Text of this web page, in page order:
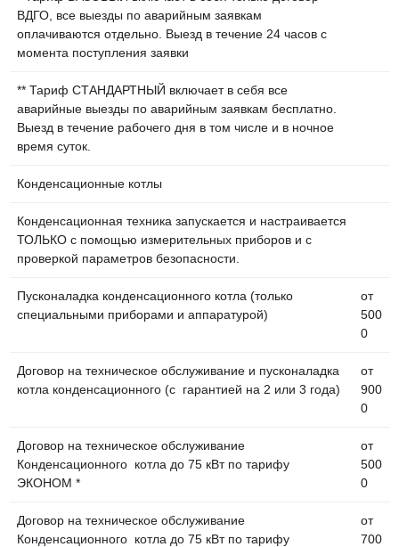
ВДГО, все выезды по аварийным заявкам
оплачиваются отдельно. Выезд в течение 24 часов с
момента поступления заявки
** Тариф СТАНДАРТНЫЙ включает в себя все
аварийные выезды по аварийным заявкам бесплатно.
Выезд в течение рабочего дня в том числе и в ночное
время суток.
Конденсационные котлы
Конденсационная техника запускается и настраивается
ТОЛЬКО с помощью измерительных приборов и с
проверкой параметров безопасности.
Пусконаладка конденсационного котла (только
специальными приборами и аппаратурой)
от
500
0
Договор на техническое обслуживание и пусконаладка
котла конденсационного (с гарантией на 2 или 3 года)
от
900
0
Договор на техническое обслуживание
Конденсационного котла до 75 кВт по тарифу
ЭКОНОМ *
от
500
0
Договор на техническое обслуживание
Конденсационного котла до 75 кВт по тарифу
от
700